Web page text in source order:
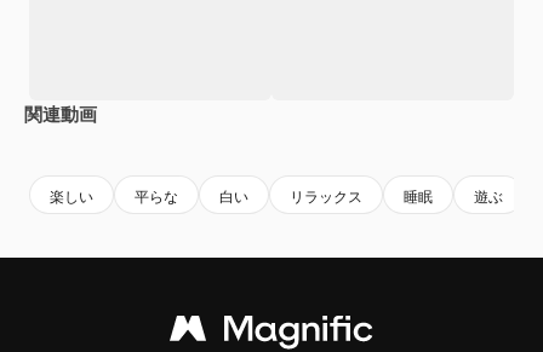
関連動画
楽しい 平らな 白い リラックス 睡眠 遊ぶ